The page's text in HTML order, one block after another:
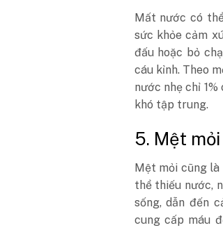
Mất nước có
sức khỏe cảm
đấu hoặc bỏ
cáu kỉnh. Theo
nước nhẹ chỉ
khó tập trung.
5. Mệt mỏi
Mệt mỏi cũng
thể thiếu nước,
sống, dẫn đến
cung cấp máu